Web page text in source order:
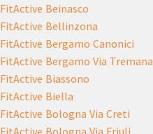
FitActive Beinasco
FitActive Bellinzona
FitActive Bergamo Canonici
FitActive Bergamo Via Tremana
FitActive Biassono
FitActive Biella
FitActive Bologna Via Creti
FitActive Bologna Via Friuli